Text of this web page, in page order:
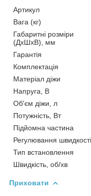
Артикул
Вага (кг)
Габаритні розміри
(ДхШхВ), мм
Гарантія
Комплектація
Матеріал діжи
Напруга, В
Об'єм діжи, л
Потужність, Вт
Підйомна частина
Регулювання швидкості
Тип встановлення
Швидкість, об/хв
Приховати